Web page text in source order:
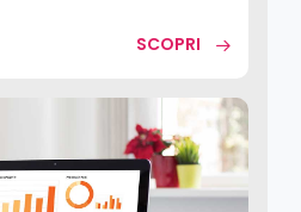
SCOPRI